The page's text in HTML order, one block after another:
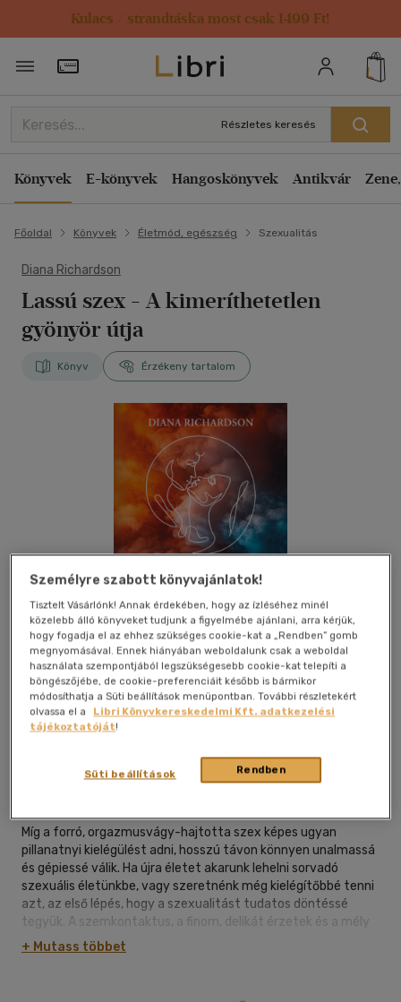
Kulacs / strandtáska most csak 1499 Ft!
Törzsvásárlói Kártya adatai
Részletes keresés
Könyvek E-könyvek Hangoskönyvek Antikvár
Főoldal Könyvek Életmód, egészség Szexualitás
Diana Richardson
Lassú szex - A kimeríthetetlen
gyönyör útja
Könyv Érzékeny tartalom
Kívánságlistához adom Megosztom
Bioenergetic Kiadó Kft.|2024 magyar nyelvű
Míg a forró, orgazmusvágy-hajtotta szex képes ugyan
pillanatnyi kielégülést adni, hosszú távon könnyen unalmassá
és gépiessé válik. Ha újra életet akarunk lehelni sorvadó
szexuális életünkbe, vagy szeretnénk még kielégítőbbé tenni
azt, az első lépés, hogy a szexualitást tudatos döntéssé
tegyük. A szemkontaktus, a finom, delikát érzetek és a mély
légzés segítségével felébreszthetjük a test veleszületett
képességét az eksztázisra, ezzel megnyitva az ajtót, amely
+ Mutass többet
Személyre szabott könyvajánlatok!
Tisztelt Vásárlónk! Annak érdekében, hogy az ízléséhez minél
közelebb álló könyveket tudjunk a figyelmébe ajánlani, arra kérjük,
hogy fogadja el az ehhez szükséges cookie-kat a „Rendben” gomb
megnyomásával. Ennek hiányában weboldalunk csak a weboldal
használata szempontjából legszükségesebb cookie-kat telepíti a
böngészőjébe, de cookie-preferenciáit később is bármikor
módosíthatja a Süti beállítások menüpontban. További részletekért
olvassa el a
Libri Könyvkereskedelmi Kft. adatkezelési
tájékoztatóját!
Rendben
Süti beállítások